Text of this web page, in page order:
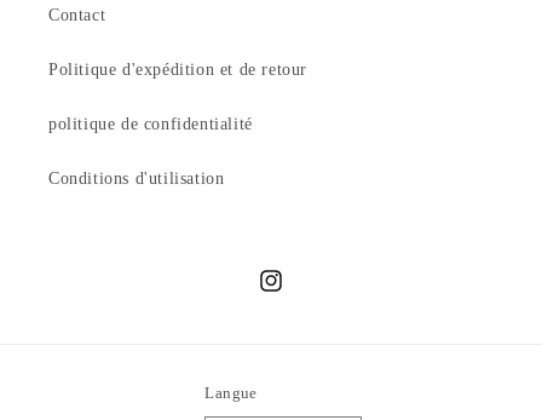
Contact
Politique d'expédition et de retour
politique de confidentialité
Conditions d'utilisation
Instagram
Langue